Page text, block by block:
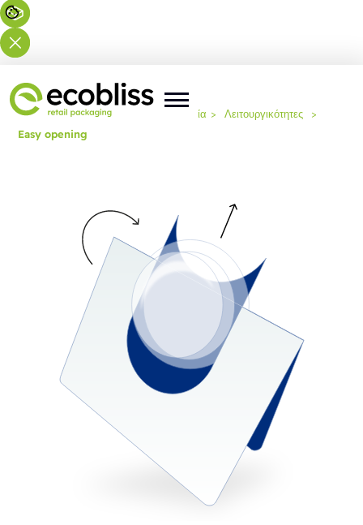
Βρίσκεστε εδώ: Αρχική Τεχνογνωσία > Λειτουργικότητες
>
Easy opening